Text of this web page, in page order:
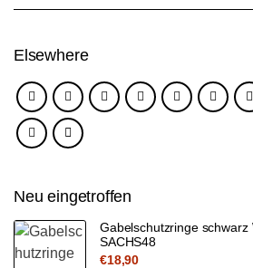
Elsewhere
Neu eingetroffen
Gabelschutzringe schwarz
SACHS48
€18,90